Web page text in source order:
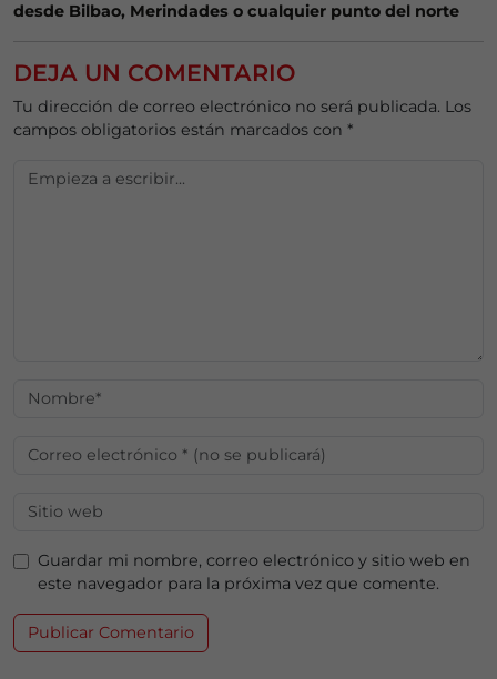
desde Bilbao, Merindades o cualquier punto del norte
DEJA UN COMENTARIO
Tu dirección de correo electrónico no será publicada. Los
campos obligatorios están marcados con *
Guardar mi nombre, correo electrónico y sitio web en
este navegador para la próxima vez que comente.